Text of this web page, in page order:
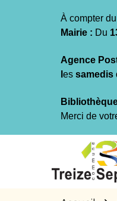
À compter du
Mairie : Du
Agence
es samedis
Merci de